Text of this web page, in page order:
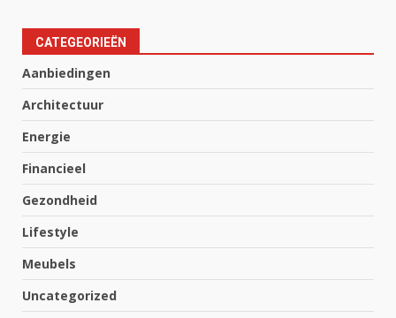
CATEGEORIEËN
Aanbiedingen
Architectuur
Energie
Financieel
Gezondheid
Lifestyle
Meubels
Uncategorized